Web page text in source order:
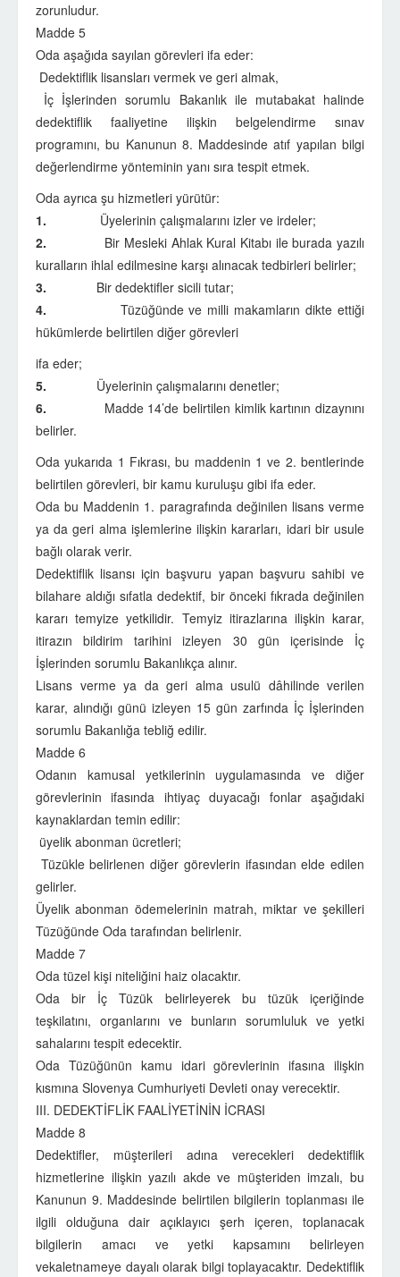
zorunludur.
Madde 5
Oda aşağıda sayılan görevleri ifa eder:
Dedektiflik lisansları vermek ve geri almak,
İç İşlerinden sorumlu Bakanlık ile mutabakat halinde
dedektiflik faaliyetine ilişkin belgelendirme sınav
programını, bu Kanunun 8. Maddesinde atıf yapılan bilgi
değerlendirme yönteminin yanı sıra tespit etmek.
Oda ayrıca şu hizmetleri yürütür:
1.
Üyelerinin çalışmalarını izler ve irdeler;
2.
Bir Mesleki Ahlak Kural Kitabı ile burada yazılı
kuralların ihlal edilmesine karşı alınacak tedbirleri belirler;
3.
Bir dedektifler sicili tutar;
4.
Tüzüğünde ve milli makamların dikte ettiği
hükümlerde belirtilen diğer görevleri
ifa eder;
5.
Üyelerinin çalışmalarını denetler;
6.
Madde 14’de belirtilen kimlik kartının dizaynını
belirler.
Oda yukarıda 1 Fıkrası, bu maddenin 1 ve 2. bentlerinde
belirtilen görevleri, bir kamu kuruluşu gibi ifa eder.
Oda bu Maddenin 1. paragrafında değinilen lisans verme
ya da geri alma işlemlerine ilişkin kararları, idari bir usule
bağlı olarak verir.
Dedektiflik lisansı için başvuru yapan başvuru sahibi ve
bilahare aldığı sıfatla dedektif, bir önceki fıkrada değinilen
kararı temyize yetkilidir. Temyiz itirazlarına ilişkin karar,
itirazın bildirim tarihini izleyen 30 gün içerisinde İç
İşlerinden sorumlu Bakanlıkça alınır.
Lisans verme ya da geri alma usulü dâhilinde verilen
karar, alındığı günü izleyen 15 gün zarfında İç İşlerinden
sorumlu Bakanlığa tebliğ edilir.
Madde 6
Odanın kamusal yetkilerinin uygulamasında ve diğer
görevlerinin ifasında ihtiyaç duyacağı fonlar aşağıdaki
kaynaklardan temin edilir:
üyelik abonman ücretleri;
Tüzükle belirlenen diğer görevlerin ifasından elde edilen
gelirler.
Üyelik abonman ödemelerinin matrah, miktar ve şekilleri
Tüzüğünde Oda tarafından belirlenir.
Madde 7
Oda tüzel kişi niteliğini haiz olacaktır.
Oda bir İç Tüzük belirleyerek bu tüzük içeriğinde
teşkilatını, organlarını ve bunların sorumluluk ve yetki
sahalarını tespit edecektir.
Oda Tüzüğünün kamu idari görevlerinin ifasına ilişkin
kısmına Slovenya Cumhuriyeti Devleti onay verecektir.
III. DEDEKTİFLİK FAALİYETİNİN İCRASI
Madde 8
Dedektifler, müşterileri adına verecekleri dedektiflik
hizmetlerine ilişkin yazılı akde ve müşteriden imzalı, bu
Kanunun 9. Maddesinde belirtilen bilgilerin toplanması ile
ilgili olduğuna dair açıklayıcı şerh içeren, toplanacak
bilgilerin amacı ve yetki kapsamını belirleyen
vekaletnameye dayalı olarak bilgi toplayacaktır. Dedektiflik